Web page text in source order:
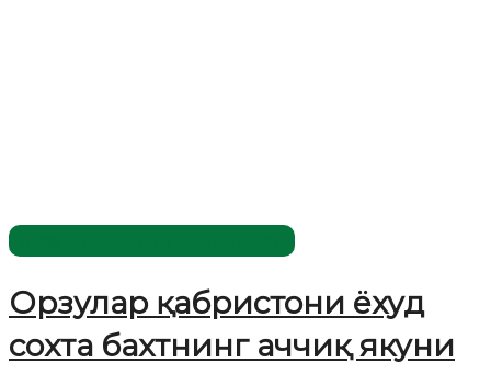
Орзулар қабристони ёхуд
сохта бахтнинг аччиқ якуни